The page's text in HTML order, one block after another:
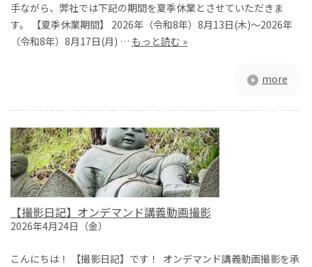
手ながら、弊社では下記の期間を夏季休業とさせていただきま
す。 【夏季休業期間】 2026年（令和8年）8月13日(木)～2026年
（令和8年）8月17日(月) … もっと読む »
more
【撮影日記】オンデマンド講義動画撮影
2026年4月24日（金）
こんにちは！ 【撮影日記】です！ オンデマンド講義動画撮影を承